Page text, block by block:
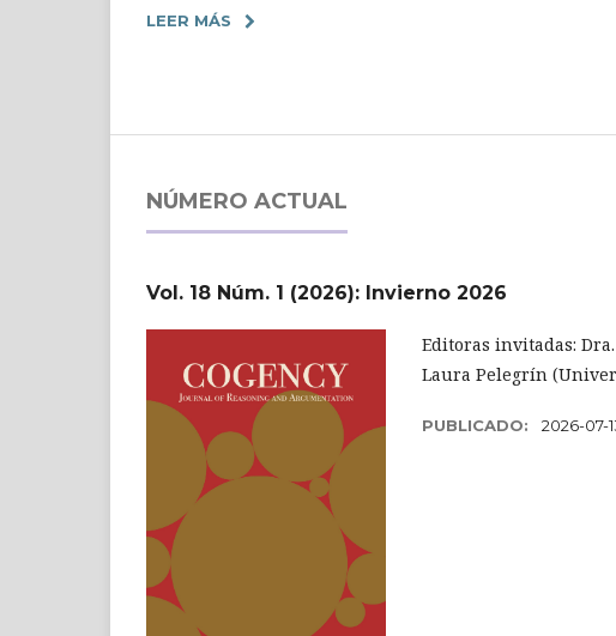
LEER MÁS
NÚMERO ACTUAL
Vol. 18 Núm. 1 (2026): Invierno 2026
Editoras invitadas:
Laura Pelegrín
PUBLICADO: 2026-07-